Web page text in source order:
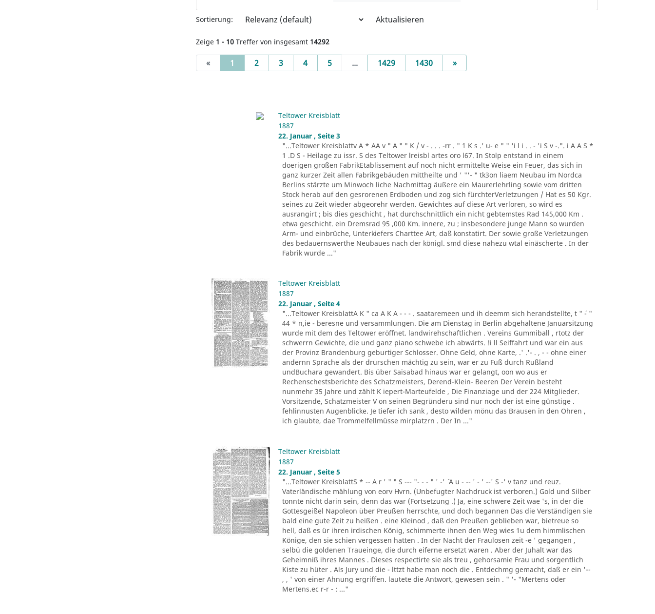
Sortierung: Aktualisieren
Zeige 1 - 10 Treffer von insgesamt 14292
« 1 (current)
2 3 4 5 ... 1429 1430 »Next
Teltower Kreisblatt
1887
22. Januar , Seite 3
"...Teltower Kreisblattv A * AA v " A " " K / v - . . . -rr . " ´1 K s .' u- e " " 'i l i . . - 'i S v -.". i A A S *
1 .D S - Heilage zu issr. S des Teltower lreisbl artes oro l67. In Stolp entstand in einem
doerigen großen FabrikEtablissement auf noch nicht ermittelte Weise ein Feuer, das sich in
ganz kurzer Zeit allen Fabrikgebäuden mittheilte und ' "'- " tk3on liaem Neubau im Nordca
Berlins stärzte um Minwoch liche Nachmittag äußere ein Maurerlehrling sowie vom dritten
Stock herab auf den gesrorenen Erdboden und zog sich fürchterVerletzungen / Hat es 50 Kgr.
seines zu Zeit wieder abgeorehr werden. Gewichtes auf diese Art verloren, so wird es
ausrangirt ; bis dies geschicht , hat durchschnittlich ein nicht gebtemstes Rad 145,000 Km .
etwa geschicht. ein Dremsrad 95 ,000 Km. innere, zu ; insbesondere junge Mann so wurden
Arm- und einbrüche, Unterkiefers Charttee Art, daß konstatirt. Der sowie große Verletzungen
des bedauernswerthe Neubaues nach der königl. smd diese nahezu wtal einäscherte . In der
Fabrik wurde ..."
Teltower Kreisblatt
1887
22. Januar , Seite 4
"...Teltower KreisblattA K " ca A K A - - - . saataremeen und ih deemm sich herandstellte, t " ´- "
44 * n,ie - beresne und versammlungen. Die am Dienstag in Berlin abgehaltene Januarsitzung
wurde mit dem des Teltower eröffnet. landwirehschaftlichen . Vereins Gummiball , rtotz der
schwerrn Gewichte, die und ganz piano schwebe ich abwärts. !i ll Seiffahrt und war ein aus
der Provinz Brandenburg geburtiger Schlosser. Ohne Geld, ohne Karte, .' .'- . , - - ohne einer
andernn Sprache als der drurschen mächtig zu sein, war er zu Fuß durch Rußland
undBuchara gewandert. Bis über Saisabad hinaus war er gelangt, oon wo aus er
Rechenschestsberichte des Schatzmeisters, Derend-Klein- Beeren Der Verein besteht
nunmehr 35 Jahre und zählt K iepert-Marteufelde , Die Finanziage und der 224 Mitglieder.
Vorsitzende, Schatzmeister V on seinen Begründeru sind nur noch der ist eine günstige .
fehlinnusten Augenblicke. Je tiefer ich sank , desto wilden mönu das Brausen in den Ohren ,
ich glaubte, dae Trommelfellmüsse mirplatzrn . Der In ..."
Teltower Kreisblatt
1887
22. Januar , Seite 5
"...Teltower KreisblattS * -- A r ' " " S --- "- - - " ' -' ´ A u - -- ' - ' --' S -' v tanz und reuz.
Vaterländische mählung von eorv Hvrn. (Unbefugter Nachdruck ist verboren.) Gold und Silber
tonnte nicht darin sein, denn das war (Fortsetzung .) Ja, eine schwere Zeit wae 's, in der die
Gottesgeißel Napoleon über Preußen herrschte, und doch begannen Das die Verständigen sie
bald eine gute Zeit zu heißen . eine Kleinod , daß den Preußen geblieben war, bietreue so
hell, daß es ür ihren irdischen König, schimmerte ihnen den Weg wies 1u dem himmlischen
Könige, den sie schien vergessen hatten . In der Nacht der Fraulosen zeit -e ' gegangen ,
selbü die goldenen Traueinge, die durch eiferne ersetzt waren . Aber der Juhalt war das
Geheimniß ihres Mannes . Dieses respectirte sie als treu , gehorsamie Frau und sorgentlich
Kiste zu hüter . Als Jury und die - lttzt habe man noch die . Entdechmg gemacht, daß er ein '--
, , ' von einer Ahnung ergriffen. lautete die Antwort, gewesen sein . " '- "Mertens oder
Mertens.ec r-r - : ..."